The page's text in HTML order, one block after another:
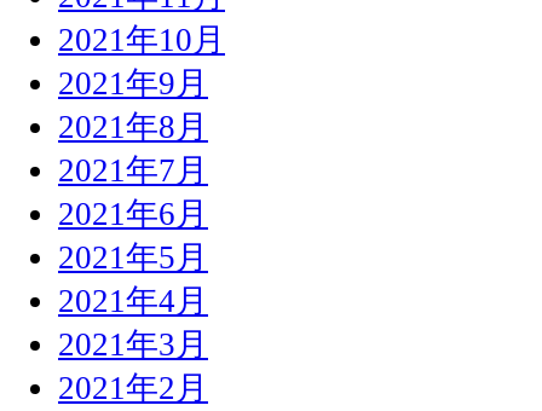
2021年10月
2021年9月
2021年8月
2021年7月
2021年6月
2021年5月
2021年4月
2021年3月
2021年2月